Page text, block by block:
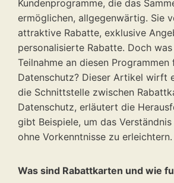
Kundenprogramme, die das
ermöglichen, allgegenwärtig. Sie
attraktive Rabatte, exklusive
personalisierte Rabatte. Doch
Teilnahme an diesen Programmen
Datenschutz? Dieser Artikel wirft
die Schnittstelle zwischen
Datenschutz, erläutert die
gibt Beispiele, um das
ohne Vorkenntnisse zu erleichtern.
Was sind Rabattkarten und wie